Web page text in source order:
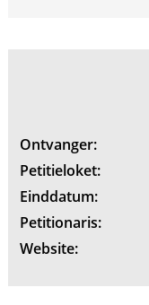
Ontvanger:
Petitieloket:
Einddatum:
Petitionaris:
Website: